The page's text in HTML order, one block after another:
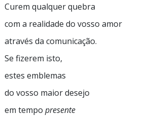
Curem qualquer quebra
com a realidade do vosso amor
através da comunicação.
Se fizerem isto,
estes emblemas
do vosso maior desejo
em tempo presente